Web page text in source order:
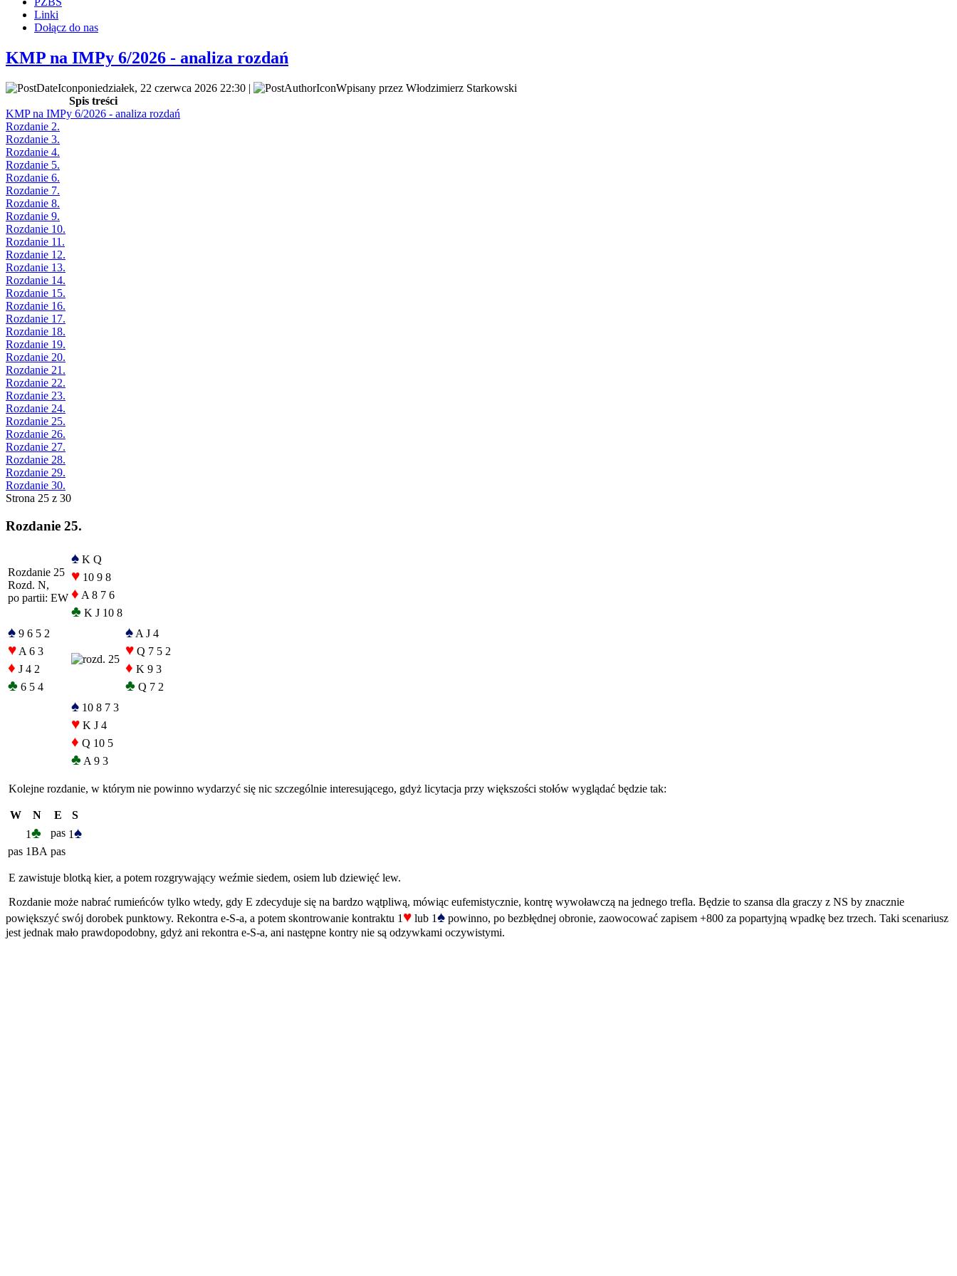
Linki
Dołącz do nas
KMP na IMPy 6/2026 - analiza rozdań
poniedziałek, 22 czerwca 2026 22:30 |
Wpisany przez Włodzimierz Starkowski
Spis treści
KMP na IMPy 6/2026 - analiza rozdań
Rozdanie 2.
Rozdanie 3.
Rozdanie 4.
Rozdanie 5.
Rozdanie 6.
Rozdanie 7.
Rozdanie 8.
Rozdanie 9.
Rozdanie 10.
Rozdanie 11.
Rozdanie 12.
Rozdanie 13.
Rozdanie 14.
Rozdanie 15.
Rozdanie 16.
Rozdanie 17.
Rozdanie 18.
Rozdanie 19.
Rozdanie 20.
Rozdanie 21.
Rozdanie 22.
Rozdanie 23.
Rozdanie 24.
Rozdanie 25.
Rozdanie 26.
Rozdanie 27.
Rozdanie 28.
Rozdanie 29.
Rozdanie 30.
Strona 25 z 30
Rozdanie 25.
Rozdanie 25
Rozd. N,
po partii: EW
♠ K Q
♥ 10 9 8
♦ A 8 7 6
♣ K J 10 8
♠ 9 6 5 2
♥ A 6 3
♦ J 4 2
♣ 6 5 4
♠ A J 4
♥ Q 7 5 2
♦ K 9 3
♣ Q 7 2
♠ 10 8 7 3
♥ K J 4
♦ Q 10 5
♣ A 9 3
Kolejne rozdanie, w którym nie powinno wydarzyć się nic szczególnie interesującego, gdyż licytacja przy większości stołów wyglądać będzie tak:
W N E
S
1♣ pas 1♠
pas 1BA pas
E zawistuje blotką kier, a potem rozgrywający weźmie siedem, osiem lub dziewięć lew.
Rozdanie może nabrać rumieńców tylko wtedy, gdy E zdecyduje się na bardzo wątpliwą, mówiąc eufemistycznie, kontrę wywoławczą na jednego trefla. Będzie to szansa dla graczy z NS by znacznie
powiększyć swój dorobek punktowy. Rekontra e-S-a, a potem skontrowanie kontraktu 1 ♥ lub 1♠ powinno, po bezbłędnej obronie, zaowocować zapisem +800 za popartyjną wpadkę bez trzech. Taki scenariusz
jest jednak mało prawdopodobny, gdyż ani rekontra e-S-a, ani następne kontry nie są odzywkami oczywistymi.